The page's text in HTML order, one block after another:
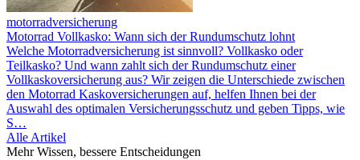
motorradversicherung
Motor­rad Vollkasko: Wann sich der Rundum­schutz lohnt
Welche Motorradversicherung ist sinnvoll? Vollkasko oder
Teilkasko? Und wann zahlt sich der Rundumschutz einer
Vollkaskoversicherung aus? Wir zeigen die Unterschiede zwischen
den Motorrad Kaskoversicherungen auf, helfen Ihnen bei der
Auswahl des optimalen Versicherungs­schutz und geben Tipps, wie
S…
Alle Artikel
Mehr Wissen, bessere Entscheidungen